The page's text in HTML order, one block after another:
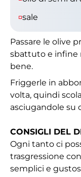
sale
Passare le olive
sbattuto e infine
bene.
Friggerle in
volta, quindi
asciugandole su
CONSIGLI DEL
Ogni tanto ci
trasgressione
semplici e